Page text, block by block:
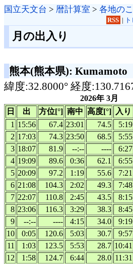
国立天文台 > 暦計算室 > 各地の
RSS |
月の出入り
熊本(熊本県): Kumamoto
緯度:32.8000° 経度
2026年 3月
日
出 方位[°] 南中 高度[°] 入り
1 15:56 67.4 23:01 74.5 5:19
2 17:03 74.3 23:50 68.5 5:55
3 18:07 81.9 --:-- ---- 6:27
4 19:09 89.6 0:36 62.1 6:55
5 20:09 97.2 1:19 55.6 7:21
6 21:08 104.3 2:02 49.3 7:48
7 22:07 110.8 2:45 43.5 8:15
8 23:06 116.3 3:29 38.3 8:45
9
--:-- ---- 4:15 34.0 9:19
10
0:05 120.6 5:03 30.7 9:57
11
1:03 123.5 5:53 28.7 10:41
12
1:58 124.7 6:44 28.0 11:31